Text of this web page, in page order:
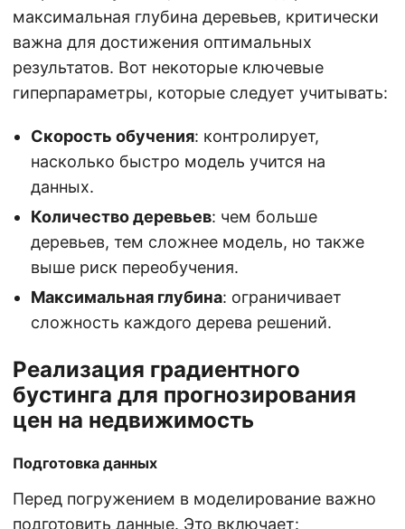
максимальная глубина деревьев, критически
важна для достижения оптимальных
результатов. Вот некоторые ключевые
гиперпараметры, которые следует учитывать:
Скорость обучения: контролирует,
насколько быстро модель учится на
данных.
Количество деревьев: чем больше
деревьев, тем сложнее модель, но также
выше риск переобучения.
Максимальная глубина: ограничивает
сложность каждого дерева решений.
Реализация градиентного
бустинга для прогнозирования
цен на недвижимость
Подготовка данных
Перед погружением в моделирование важно
подготовить данные. Это включает: